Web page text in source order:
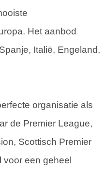
Het aanbod
Italië, Engeland,
organisatie als
de Premier League,
Scottisch Premier
een geheel